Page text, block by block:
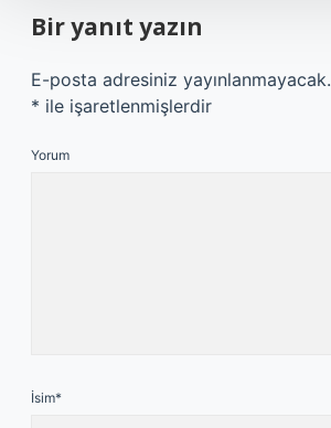
Bir yanıt yazın
E-posta adresiniz yayınlanmayacak.
* ile işaretlenmişlerdir
Yorum
İsim*